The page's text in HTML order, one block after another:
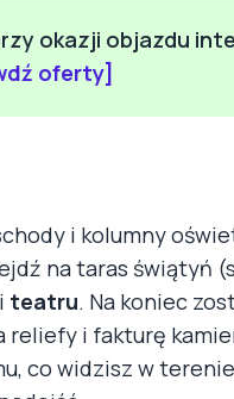
okazji objazdu
oferty]
i kolumny
na taras świątyń
i teatru. Na koniec
reliefy i fakturę
co widzisz w